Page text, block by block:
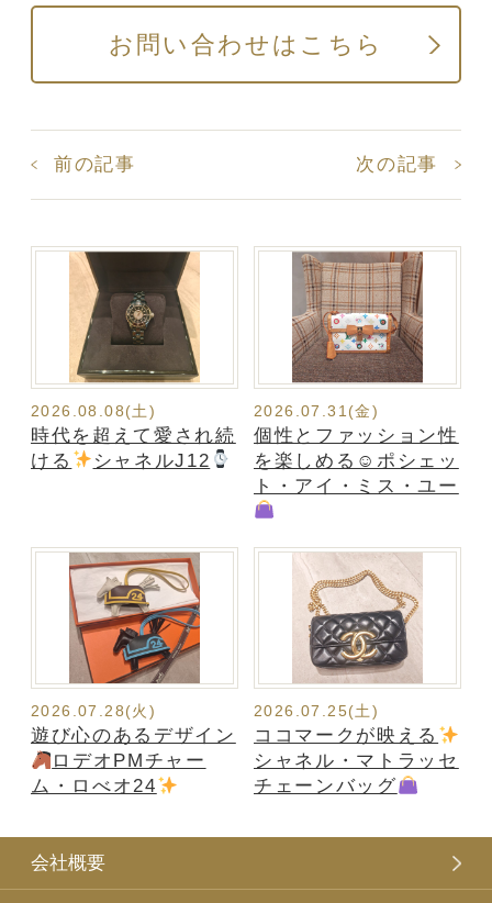
お問い合わせはこちら
前の記事 次の記事
2026.08.08(土)
時代を超えて愛され続
ける
シャネルJ12
2026.07.31(金)
個性とファッション性
を楽しめる☺ポシェッ
ト・アイ・ミス・ユー
2026.07.28(火)
遊び心のあるデザイン
ロデオPMチャー
ム・ロべオ24
2026.07.25(土)
ココマークが映える
シャネル・マトラッセ
チェーンバッグ
会社概要